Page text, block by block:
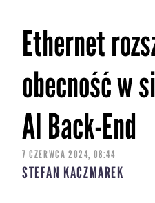
Ethernet
obecność w
AI Back-End
7 CZERWCA 2024, 08:44
STEFAN KACZMAREK